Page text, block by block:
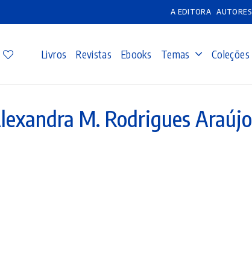
A EDITORA AUTORES
Livros Revistas Ebooks Temas Coleções
M. Rodrigues Araújo